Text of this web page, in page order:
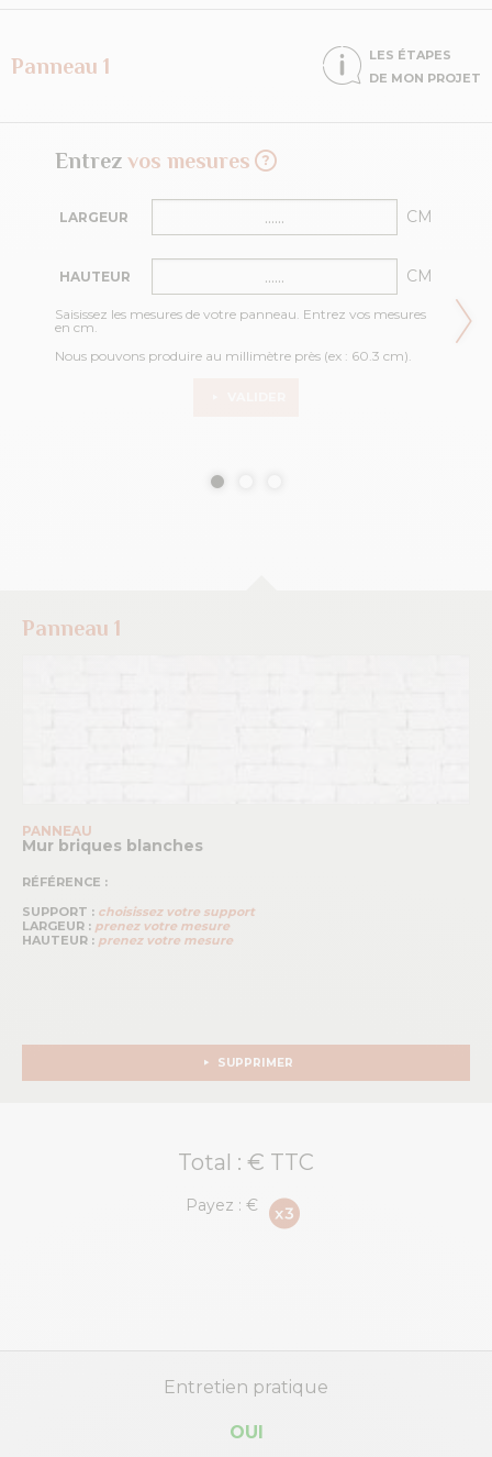
Panneau 1
LES ÉTAPES
DE MON PROJET
Entrez vos mesures
LARGEUR CM
HAUTEUR CM
Saisissez les mesures de votre panneau. Entrez vos mesures
en cm.
Nous pouvons produire au millimètre près (ex : 60.3 cm).
Panneau 1
PANNEAU
Mur briques blanches
RÉFÉRENCE :
SUPPORT : choisissez votre support
LARGEUR : prenez votre mesure
HAUTEUR : prenez votre mesure
SUPPRIMER
Total : € TTC
Payez :€
Entretien pratique
OUI